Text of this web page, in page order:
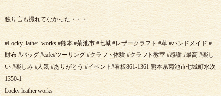
独り言も撮れてなかった・・・
#Locky_lather_works #熊本 #菊池市 #七城 #レザークラフト #革 #ハンドメイド #
財布 #バッグ #cafe#ツーリング #クラフト体験 #クラフト教室 #感謝 #最高 #楽し
い #楽しみ #人気 #ありがとう #イベント#看板861-1361 熊本県菊池市七城町水次
1350-1
Locky leather works